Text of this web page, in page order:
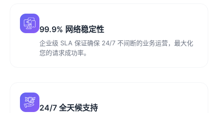
99.9% 网络稳定性
企业级 SLA 保证确保 24/7 不间断的业务运营，最大化
您的请求成功率。
24/7 全天候支持